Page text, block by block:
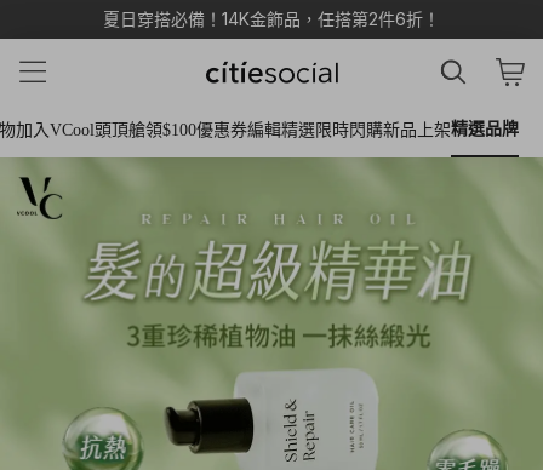
citiesocial - 找好東西 過
好生活
惜福品專區！任選2件，低價者免費！
加入VCool頭頂艙領$100優惠券編輯精選 限時閃購新品上架精選品牌